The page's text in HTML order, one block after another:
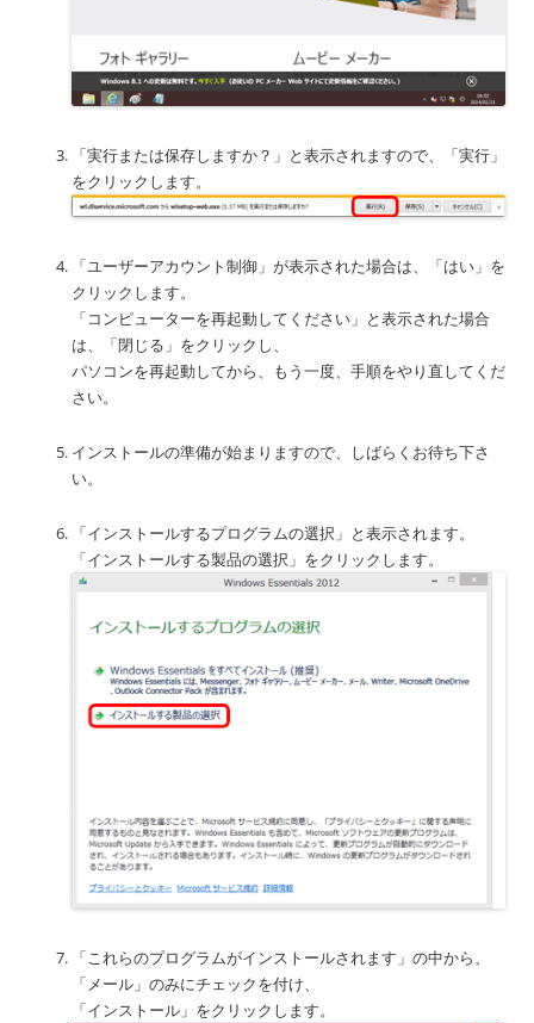
「実行または保存しますか？」と表示されますので、「実行」
をクリックします。
「ユーザーアカウント制御」が表示された場合は、「はい」を
クリックします。
「コンピューターを再起動してください」と表示された場合
は、「閉じる」をクリックし、
パソコンを再起動してから、もう一度、手順をやり直してくだ
さい。
インストールの準備が始まりますので、しばらくお待ち下さ
い。
「インストールするプログラムの選択」と表示されます。
「インストールする製品の選択」をクリックします。
「これらのプログラムがインストールされます」の中から、
「メール」のみにチェックを付け、
「インストール」をクリックします。